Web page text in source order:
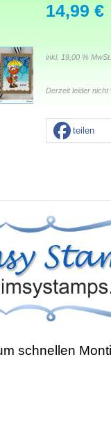
14,99 €
inkl. 19,00 %
Derzeit leider nicht
teilen
schnellen